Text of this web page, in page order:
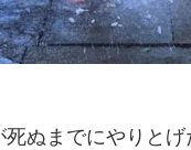
死ぬまでにやりと